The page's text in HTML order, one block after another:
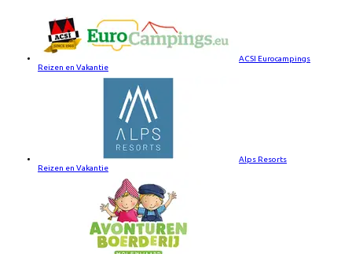
ACSI Eurocampings
Reizen en Vakantie
Alps Resorts
Reizen en Vakantie